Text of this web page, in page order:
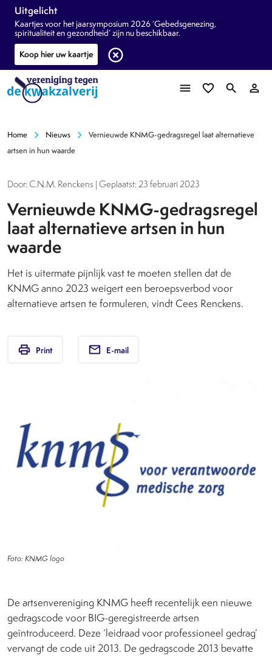
Uitgelicht
Kaartjes voor het jaarsymposium 2026 ‘Gebedsgenezing,
spiritualiteit en gezondheid’ zijn nu beschikbaar.
Koop hier uw kaartje
highlight_off
menu favorite_border search person_outline
Home chevron_right Nieuws chevron_right
Vernieuwde KNMG-gedragsregel laat alternatieve
artsen in hun waarde
Door: C.N.M. Renckens | Geplaatst: 23 februari 2023
Vernieuwde KNMG-gedragsregel
laat alternatieve artsen in hun
waarde
Het is uitermate pijnlijk vast te moeten stellen dat de
KNMG anno 2023 weigert een beroepsverbod voor
alternatieve artsen te formuleren, vindt Cees Renckens.
print Print email E-mail
Foto: KNMG logo
De artsenvereniging KNMG heeft recentelijk een nieuwe
gedragscode voor BIG-geregistreerde artsen
geïntroduceerd. Deze ‘leidraad voor professioneel gedrag’
vervangt de code uit 2013. De gedragscode 2013 bevatte